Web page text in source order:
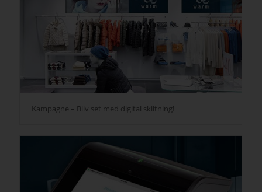
Kampagne – Bliv set med digital skiltning!